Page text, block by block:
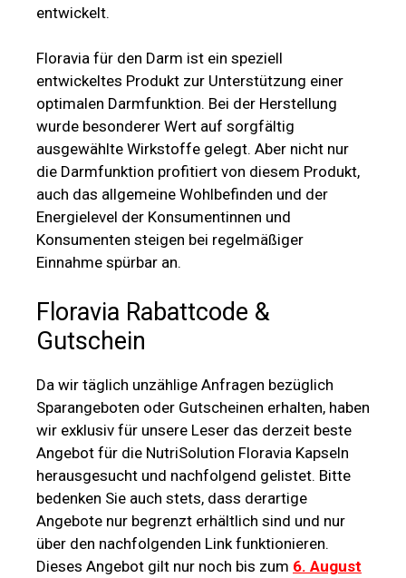
entwickelt.
Floravia für den Darm ist ein speziell
entwickeltes Produkt zur Unterstützung einer
optimalen Darmfunktion. Bei der Herstellung
wurde besonderer Wert auf sorgfältig
ausgewählte Wirkstoffe gelegt. Aber nicht nur
die Darmfunktion profitiert von diesem Produkt,
auch das allgemeine Wohlbefinden und der
Energielevel der Konsumentinnen und
Konsumenten steigen bei regelmäßiger
Einnahme spürbar an.
Floravia Rabattcode &
Gutschein
Da wir täglich unzählige Anfragen bezüglich
Sparangeboten oder Gutscheinen erhalten, haben
wir exklusiv für unsere Leser das derzeit beste
Angebot für die NutriSolution Floravia Kapseln
herausgesucht und nachfolgend gelistet. Bitte
bedenken Sie auch stets, dass derartige
Angebote nur begrenzt erhältlich sind und nur
über den nachfolgenden Link funktionieren.
Dieses Angebot gilt nur noch bis zum 6. August